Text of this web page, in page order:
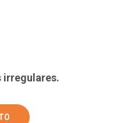
irregulares.